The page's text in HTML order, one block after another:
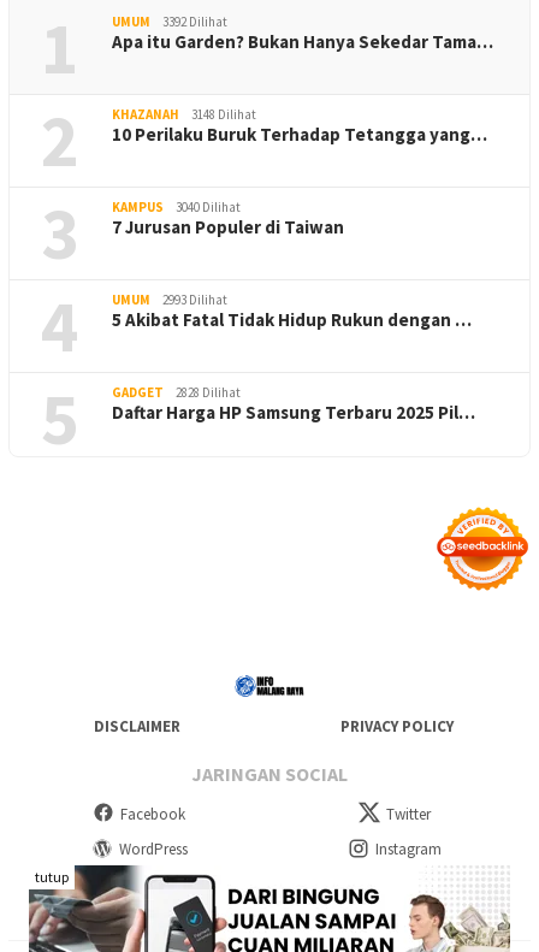
1 UMUM 3392 Dilihat
Apa itu Garden? Bukan Hanya Sekedar Tama…
2 KHAZANAH 3148 Dilihat
10 Perilaku Buruk Terhadap Tetangga yang…
3 KAMPUS 3040 Dilihat
7 Jurusan Populer di Taiwan
4 UMUM 2993 Dilihat
5 Akibat Fatal Tidak Hidup Rukun dengan …
5 GADGET 2828 Dilihat
Daftar Harga HP Samsung Terbaru 2025 Pil…
DISCLAIMER PRIVACY POLICY
JARINGAN SOCIAL
Facebook
Twitter
WordPress
Instagram
Telegram
tutup